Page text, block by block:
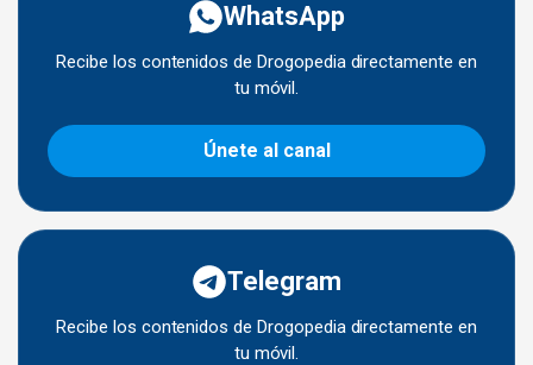
WhatsApp
Recibe los contenidos de Drogopedia directamente en
tu móvil.
Únete al canal
Telegram
Recibe los contenidos de Drogopedia directamente en
tu móvil.